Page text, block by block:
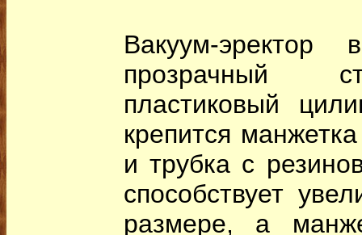
Вакуум-
прозрачный
пластиковый
крепится
и трубка с
способствует
размере, а